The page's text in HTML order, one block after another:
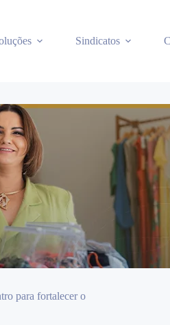
Sindicatos
para fortalecer o